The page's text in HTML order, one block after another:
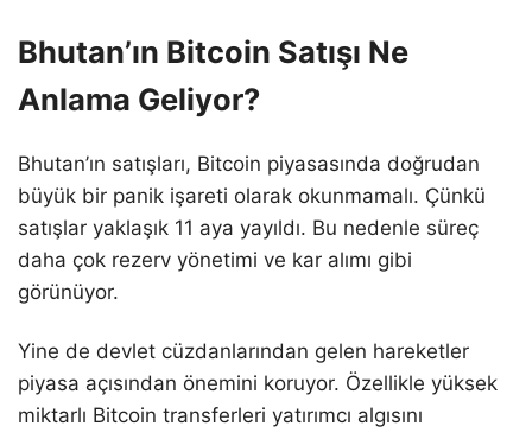
Bhutan’ın Bitcoin Satışı Ne
Anlama Geliyor?
Bhutan’ın satışları, Bitcoin piyasasında doğrudan
büyük bir panik işareti olarak okunmamalı. Çünkü
satışlar yaklaşık 11 aya yayıldı. Bu nedenle süreç
daha çok rezerv yönetimi ve kar alımı gibi
görünüyor.
Yine de devlet cüzdanlarından gelen hareketler
piyasa açısından önemini koruyor. Özellikle yüksek
miktarlı Bitcoin transferleri yatırımcı algısını